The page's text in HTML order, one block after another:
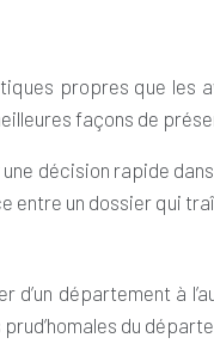
propres que les
façons de
décision rapide
entre un dossier qui
département à
du